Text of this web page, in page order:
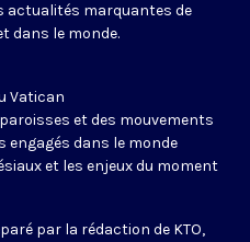
actualités marquantes de
dans le monde.
Vatican
et des mouvements
engagés dans le monde
et les enjeux du moment
par la rédaction de KTO,